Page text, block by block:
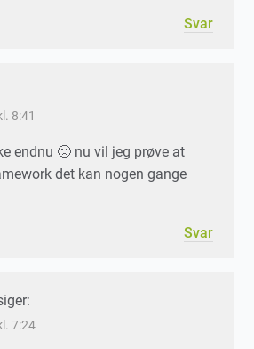
Svar
8:41
endnu 🙁 nu vil jeg prøve at
det kan nogen gange
Svar
7:24